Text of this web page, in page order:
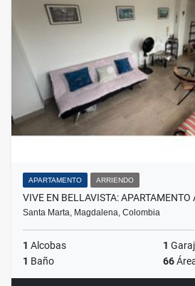
APARTAMENTO ARRIENDO
VIVE EN BELLAVISTA:
Santa Marta, Magdalena, Colombia
1 Alcobas 1
1 Baño 66